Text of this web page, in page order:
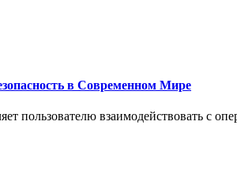
в Современном Мире
пользователю взаимодействовать с